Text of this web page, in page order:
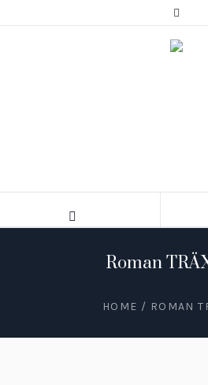
Roman
HOME / ROMAN